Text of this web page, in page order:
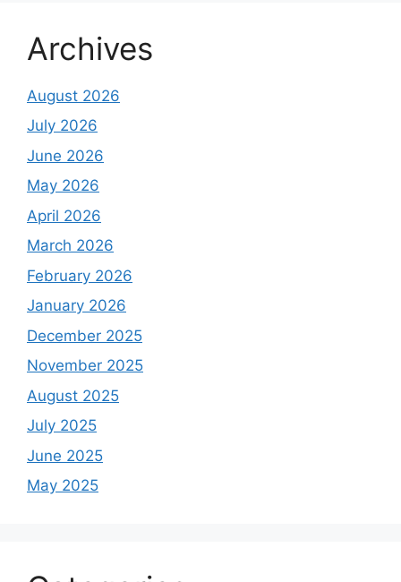
Archives
August 2026
July 2026
June 2026
May 2026
April 2026
March 2026
February 2026
January 2026
December 2025
November 2025
August 2025
July 2025
June 2025
May 2025